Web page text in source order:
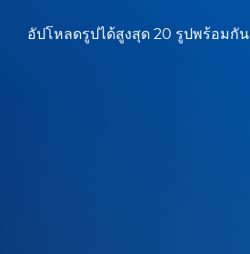
อัปโหลดรูปได้สูงสุด 20 รูปพร้อมกัน